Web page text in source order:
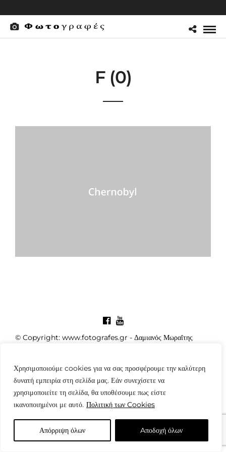
Χρησιμοποιούμε cookies για να σας προσφέρουμε την καλύτερη
δυνατή εμπειρία στη σελίδα μας. Εάν συνεχίσετε να
χρησιμοποιείτε τη σελίδα, θα υποθέσουμε πως είστε
ικανοποιημένοι με αυτό. Πολιτική των Cookies
Απόρριψη όλων Aποδοχή όλων
F (0)
© Copyright: www.fotografes.gr - Δαμιανός Μωραΐτης